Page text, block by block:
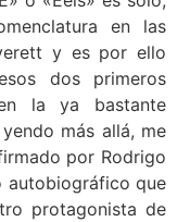
en las
y es por ello
dos primeros
la ya bastante
más allá, me
por Rodrigo
autobiográfico que
protagonista de